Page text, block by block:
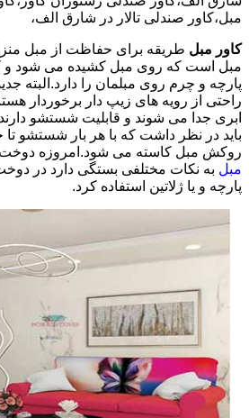
مبل،کاور صندلی تالار در شارق الف،
کاور مبل طریقه برای حفاظت از مبل
مبل است که روی مبل کشیده می شود و
پارچه و چرم روی مبلمان را دارد.البته
راحتی از رویه های زیپ دار برخوردار
ابری جدا می شوند و قابلیت شستشو
باید در نظر داشت که با هر بار شستشو
روکش مبل کاسته می شود.امروزه دوخت
مبل به نکات مختلفی بستگی دارد در
پارچه و یا ژلاتین استفاده کرد.